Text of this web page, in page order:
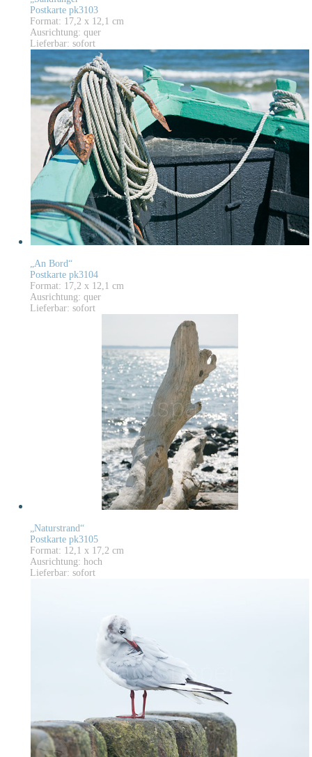
Postkarte pk3103
Format: 17,2 x 12,1 cm
Ausrichtung: quer
Lieferbar: sofort
„An Bord“
Postkarte pk3104
Format: 17,2 x 12,1 cm
Ausrichtung: quer
Lieferbar: sofort
„Naturstrand“
Postkarte pk3105
Format: 12,1 x 17,2 cm
Ausrichtung: hoch
Lieferbar: sofort